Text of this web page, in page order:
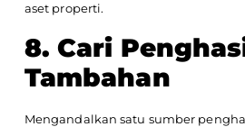
aset properti.
8. Cari
Tambahan
Mengandalkan satu sumber